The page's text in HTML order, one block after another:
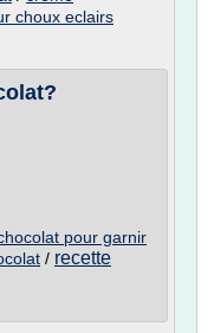
choux eclairs
pour garnir
/ recette